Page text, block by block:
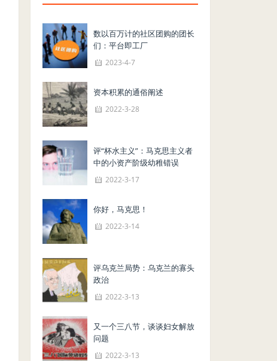
数以百万计的社区团购的团长
们：平台即工厂
2023-4-7
资本积累的通俗阐述
2022-3-28
评“杯水主义”：马克思主义者
中的小资产阶级幼稚错误
2022-3-17
你好，马克思！
2022-3-14
评乌克兰局势：乌克兰的寡头
政治
2022-3-13
又一个三八节，谈谈妇女解放
问题
2022-3-13